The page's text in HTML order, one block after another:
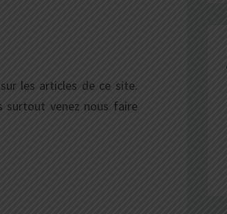
les articles de ce site.
surtout venez nous faire